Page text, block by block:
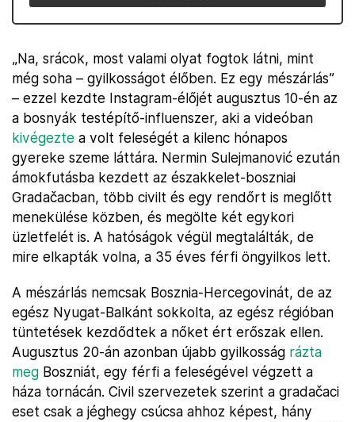
„Na, srácok, most valami olyat fogtok látni, mint
még soha – gyilkosságot élőben. Ez egy mészárlás”
– ezzel kezdte Instagram-élőjét augusztus 10-én az
a bosnyák testépítő-influenszer, aki a videóban
kivégezte a volt feleségét a kilenc hónapos
gyereke szeme láttára. Nermin Sulejmanović ezután
ámokfutásba kezdett az északkelet-boszniai
Gradačacban, több civilt és egy rendőrt is meglőtt
menekülése közben, és megölte két egykori
üzletfelét is. A hatóságok végül megtalálták, de
mire elkapták volna, a 35 éves férfi öngyilkos lett.
A mészárlás nemcsak Bosznia-Hercegovinát, de az
egész Nyugat-Balkánt sokkolta, az egész régióban
tüntetések kezdődtek a nőket ért erőszak ellen.
Augusztus 20-án azonban újabb gyilkosság rázta
meg Boszniát, egy férfi a feleségével végzett a
háza tornácán. Civil szervezetek szerint a gradačaci
eset csak a jéghegy csúcsa ahhoz képest, hány